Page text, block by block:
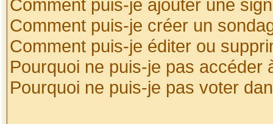
Comment puis-je ajouter une
Comment puis-je créer un
Comment puis-je éditer ou
Pourquoi ne puis-je pas accéder
Pourquoi ne puis-je pas voter